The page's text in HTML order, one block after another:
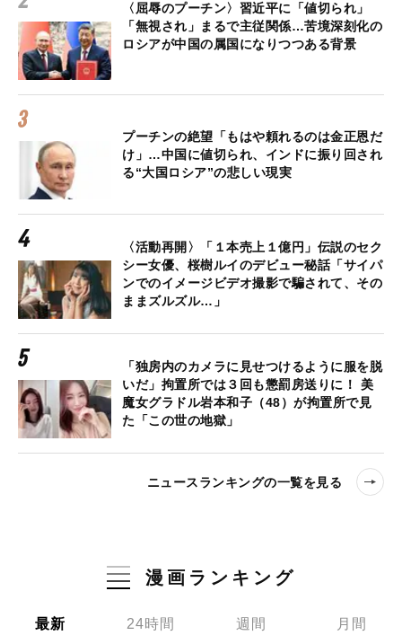
〈屈辱のプーチン〉習近平に「値切られ」
「無視され」まるで主従関係…苦境深刻化の
ロシアが中国の属国になりつつある背景
プーチンの絶望「もはや頼れるのは金正恩だ
け」…中国に値切られ、インドに振り回され
る“大国ロシア”の悲しい現実
〈活動再開〉「１本売上１億円」伝説のセク
シー女優、桜樹ルイのデビュー秘話「サイパ
ンでのイメージビデオ撮影で騙されて、その
ままズルズル…」
「独房内のカメラに見せつけるように服を脱
いだ」拘置所では３回も懲罰房送りに！ 美
魔女グラドル岩本和子（48）が拘置所で見
た「この世の地獄」
ニュースランキングの一覧を見る
漫画ランキング
最新 24時間 週間 月間